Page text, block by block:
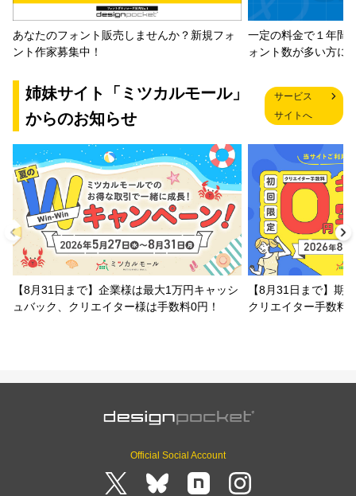
あなたのフォント販売しませんか？新規フォ
ント作家募集中！
一定の料金で１年間
ォント数が多い方に
姉妹サイト「ミツカルモール」
からのお知らせ
サービス
サイトへ
【8月31日まで】企業様は最大1万円キャッシ
ュバック、クリエイター様は手数料0円！
【8月31日まで】期
クリエイター手数料
Official Social Account